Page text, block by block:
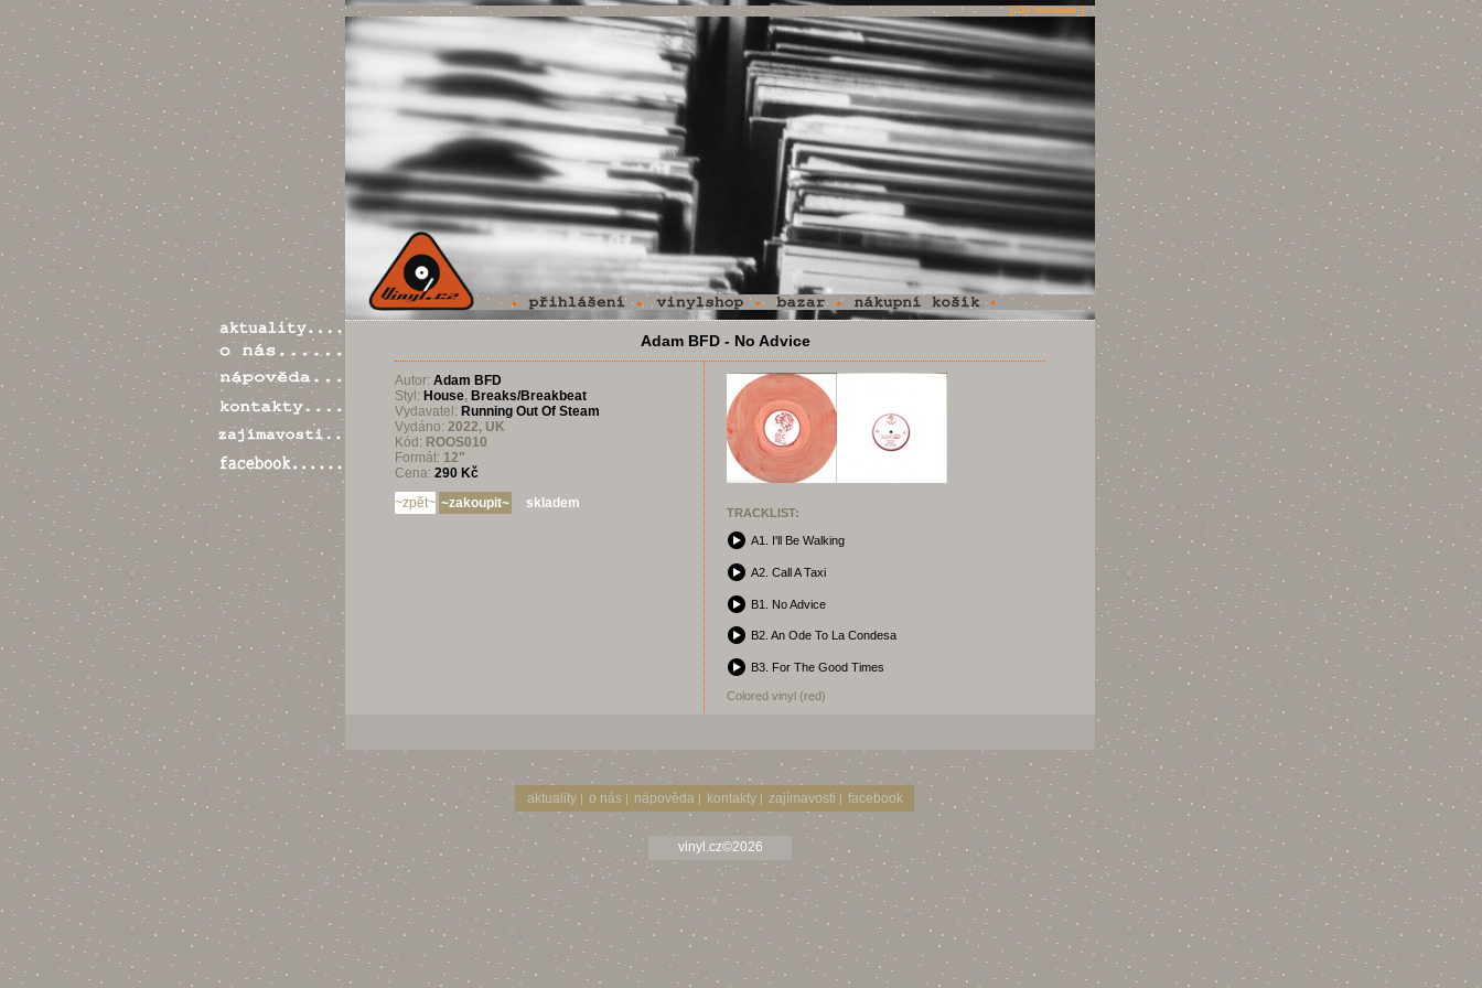
[ DJ noname ]
Adam BFD - No Advice
Autor: Adam BFD
Styl: House, Breaks/Breakbeat
Vydavatel: Running Out Of Steam
Vydáno: 2022, UK
Kód: ROOS010
Formát: 12"
Cena: 290 Kč
skladem
TRACKLIST:
A1. I'll Be Walking
A2. Call A Taxi
B1. No Advice
B2. An Ode To La Condesa
B3. For The Good Times
Colored vinyl (red)
aktuality | o nás | nápověda | kontakty | zajímavosti | facebook
vinyl.cz©2026